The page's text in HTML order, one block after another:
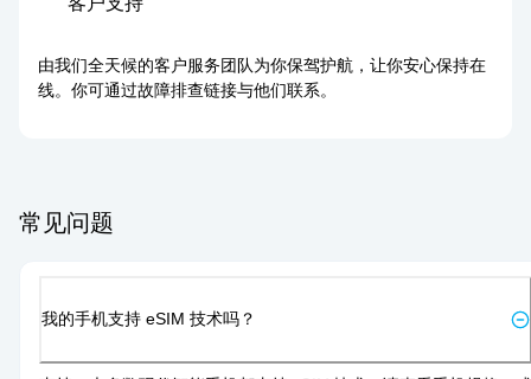
由我们全天候的客户服务团队为你保驾护航，让你安心保持在
线。你可通过故障排查链接与他们联系。
常见问题
我的手机支持 eSIM 技术吗？